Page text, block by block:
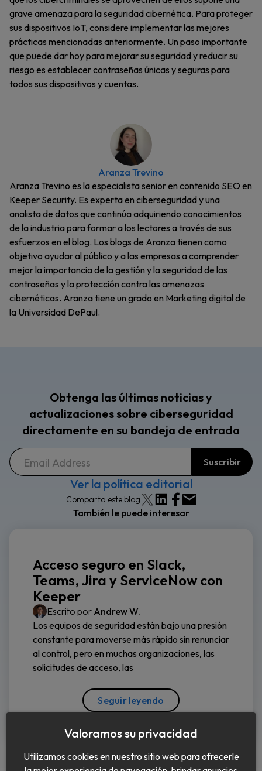
grave amenaza para la seguridad cibernética. Para proteger
sus dispositivos IoT, considere implementar las mejores
prácticas mencionadas anteriormente. Un paso importante
que puede dar hoy para mejorar su seguridad y reducir su
riesgo es establecer contraseñas únicas y seguras para
todos sus dispositivos y cuentas.
Aranza Trevino
Aranza Trevino es la especialista senior en contenido SEO en
Keeper Security. Es experta en ciberseguridad y una
analista de datos que continúa adquiriendo conocimientos
de la industria para formar a los lectores a través de sus
esfuerzos en el blog. Los blogs de Aranza tienen como
objetivo ayudar al público y a las empresas a comprender
mejor la importancia de la gestión y la seguridad de las
contraseñas y la protección contra las amenazas
cibernéticas. Aranza tiene un grado en Marketing digital de
la Universidad DePaul.
Obtenga las últimas noticias y
actualizaciones sobre ciberseguridad
directamente en su bandeja de entrada
Ver la política editorial
Comparta este blog
También le puede interesar
Acceso seguro en Slack,
Teams, Jira y ServiceNow con
Keeper
Escrito por Andrew W.
Los equipos de seguridad están bajo una presión
constante para moverse más rápido sin renunciar
al control, pero en muchas organizaciones, las
solicitudes de acceso, las
Seguir leyendo
Valoramos su privacidad
Utilizamos cookies en nuestro sitio web para ofrecerle